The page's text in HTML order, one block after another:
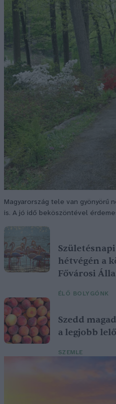
Magyarország tele van gyönyörű
is. A jó idő beköszöntével
hétvégén a
Fővárosi
ÉLŐ BOLYGÓNK
Szedd
a legjobb
SZEMLE